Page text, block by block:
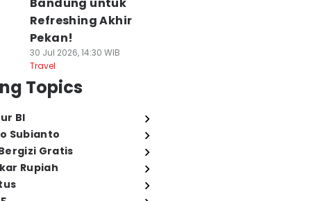
Refreshing Akhir
Pekan!
30 Jul 2026, 14:30 WIB
Travel
Topics
BI
Subianto
Gratis
Rupiah